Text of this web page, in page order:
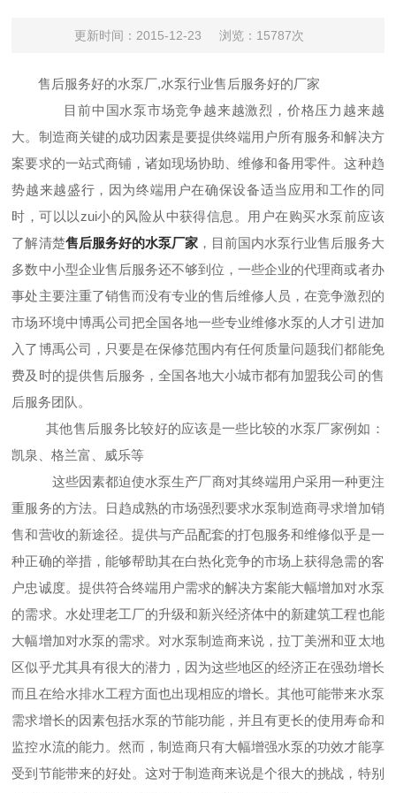
更新时间：2015-12-23 浏览：15787次
售后服务好的水泵厂,水泵行业售后服务好的厂家
目前中国水泵市场竞争越来越激烈，价格压力越来越
大。制造商关键的成功因素是要提供终端用户所有服务和解决方
案要求的一站式商铺，诸如现场协助、维修和备用零件。这种趋
势越来越盛行，因为终端用户在确保设备适当应用和工作的同
时，可以以zui小的风险从中获得信息。用户在购买水泵前应该
了解清楚售后服务好的水泵厂家 ，目前国内水泵行业售后服务大
多数中小型企业售后服务还不够到位，一些企业的代理商或者办
事处主要注重了销售而没有专业的售后维修人员，在竞争激烈的
市场环境中博禹公司把全国各地一些专业维修水泵的人才引进加
入了博禹公司，只要是在保修范围内有任何质量问题我们都能免
费及时的提供售后服务，全国各地大小城市都有加盟我公司的售
后服务团队。
其他售后服务比较好的应该是一些比较的水泵厂家例如：
凯泉、格兰富、威乐等
这些因素都迫使水泵生产厂商对其终端用户采用一种更注
重服务的方法。日趋成熟的市场强烈要求水泵制造商寻求增加销
售和营收的新途径。提供与产品配套的打包服务和维修似乎是一
种正确的举措，能够帮助其在白热化竞争的市场上获得急需的客
户忠诚度。提供符合终端用户需求的解决方案能大幅增加对水泵
的需求。水处理老工厂的升级和新兴经济体中的新建筑工程也能
大幅增加对水泵的需求。对水泵制造商来说，拉丁美洲和亚太地
区似乎尤其具有很大的潜力，因为这些地区的经济正在强劲增长
而且在给水排水工程方面也出现相应的增长。其他可能带来水泵
需求增长的因素包括水泵的节能功能，并且有更长的使用寿命和
监控水流的能力。然而，制造商只有大幅增强水泵的功效才能享
受到节能带来的好处。这对于制造商来说是个很大的挑战，特别